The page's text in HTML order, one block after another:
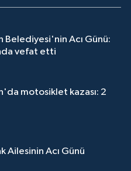
Belediyesi'nin Acı Günü:
vefat etti
motosiklet kazası: 2
Ailesinin Acı Günü